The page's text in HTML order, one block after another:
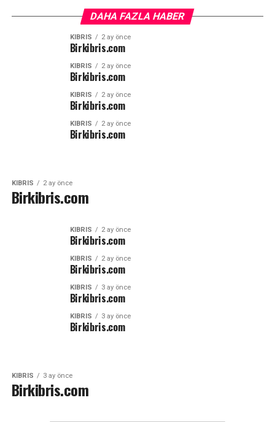
DAHA FAZLA HABER
KIBRIS 2 ay önce
Birkibris.com
KIBRIS 2 ay önce
Birkibris.com
KIBRIS 2 ay önce
Birkibris.com
KIBRIS 2 ay önce
Birkibris.com
KIBRIS 2 ay önce
Birkibris.com
KIBRIS 2 ay önce
Birkibris.com
KIBRIS 2 ay önce
Birkibris.com
KIBRIS 3 ay önce
Birkibris.com
KIBRIS 3 ay önce
Birkibris.com
KIBRIS 3 ay önce
Birkibris.com